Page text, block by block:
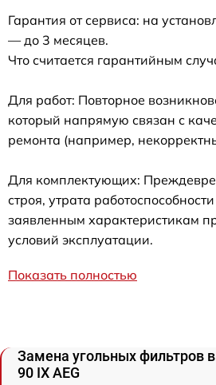
Гарантия от сервиса: на
— до 3 месяцев.
Что считается гарантийным
Для работ: Повторное
который напрямую связан с
ремонта (например,
Для комплектующих:
строя, утрата
заявленным характеристикам
условий эксплуатации.
Показать полностью
Замена угольных фильтров
90 IX AEG